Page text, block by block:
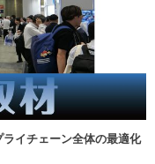
ライチェーン全体の最適化